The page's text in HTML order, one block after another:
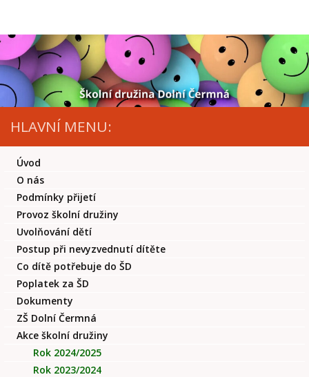
HLAVNÍ MENU:
Úvod
O nás
Podmínky přijetí
Provoz školní družiny
Uvolňování dětí
Postup při nevyzvednutí dítěte
Co dítě potřebuje do ŠD
Poplatek za ŠD
Dokumenty
ZŠ Dolní Čermná
Akce školní družiny
Rok 2024/2025
Rok 2023/2024